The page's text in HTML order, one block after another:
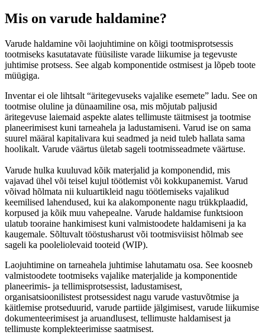
Mis on varude haldamine?
Varude haldamine või laojuhtimine on kõigi tootmisprotsessis
tootmiseks kasutatavate füüsiliste varade liikumise ja tegevuste
juhtimise protsess. See algab komponentide ostmisest ja lõpeb toote
müügiga.
Inventar ei ole lihtsalt “äritegevuseks vajalike esemete” ladu. See on
tootmise oluline ja dünaamiline osa, mis mõjutab paljusid
äritegevuse laiemaid aspekte alates tellimuste täitmisest ja tootmise
planeerimisest kuni tarneahela ja ladustamiseni. Varud ise on sama
suurel määral kapitalivara kui seadmed ja neid tuleb hallata sama
hoolikalt. Varude väärtus ületab sageli tootmisseadmete väärtuse.
Varude hulka kuuluvad kõik materjalid ja komponendid, mis
vajavad ühel või teisel kujul töötlemist või kokkupanemist. Varud
võivad hõlmata nii kuluartikleid nagu töötlemiseks vajalikud
keemilised lahendused, kui ka alakomponente nagu trükkplaadid,
korpused ja kõik muu vahepealne. Varude haldamise funktsioon
ulatub tooraine hankimisest kuni valmistoodete haldamiseni ja ka
kaugemale. Sõltuvalt tööstusharust või tootmisviisist hõlmab see
sageli ka pooleliolevaid tooteid (WIP).
Laojuhtimine on tarneahela juhtimise lahutamatu osa. See koosneb
valmistoodete tootmiseks vajalike materjalide ja komponentide
planeerimis- ja tellimisprotsessist, ladustamisest,
organisatsioonilistest protsessidest nagu varude vastuvõtmise ja
käitlemise protseduurid, varude partiide jälgimisest, varude liikumise
dokumenteerimisest ja aruandlusest, tellimuste haldamisest ja
tellimuste komplekteerimisse saatmisest.